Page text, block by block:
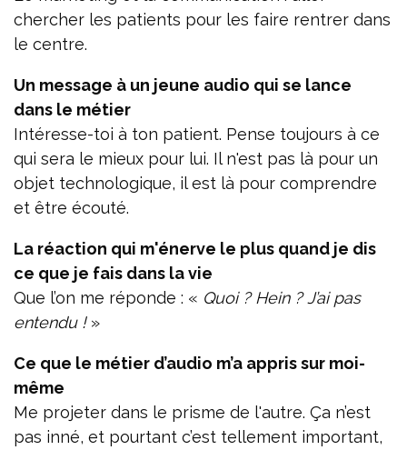
chercher les patients pour les faire rentrer dans
le centre.
Un message à un jeune audio qui se lance
dans le métier
Intéresse-toi à ton patient. Pense toujours à ce
qui sera le mieux pour lui. Il n'est pas là pour un
objet technologique, il est là pour comprendre
et être écouté.
La réaction qui m'énerve le plus quand je dis
ce que je fais dans la vie
Que l’on me réponde : « Quoi ? Hein ? J’ai pas
entendu !»
Ce que le métier d’audio m’a appris sur moi-
même
Me projeter dans le prisme de l'autre. Ça n’est
pas inné, et pourtant c’est tellement important,